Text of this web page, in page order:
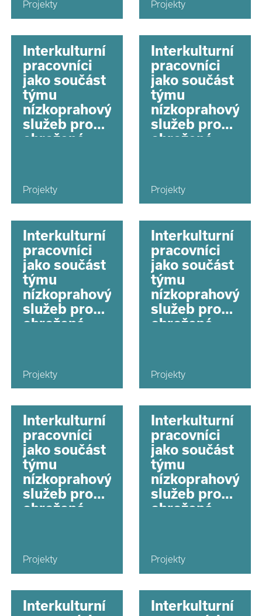
Projekty Projekty
Interkulturní
pracovníci
jako součást
týmu
nízkoprahových
služeb pro
ohrožené
města Prahy
Projekty
Interkulturní
pracovníci
jako součást
týmu
nízkoprahových
služeb pro
ohrožené
města Prahy
Projekty
Interkulturní
pracovníci
jako součást
týmu
nízkoprahových
služeb pro
ohrožené
města Prahy
Projekty
Interkulturní
pracovníci
jako součást
týmu
nízkoprahových
služeb pro
ohrožené
města Prahy
Projekty
Interkulturní
pracovníci
jako součást
týmu
nízkoprahových
služeb pro
ohrožené
města Prahy
Projekty
Interkulturní
pracovníci
jako součást
týmu
nízkoprahových
služeb pro
ohrožené
města Prahy
Projekty
Interkulturní
Interkulturní